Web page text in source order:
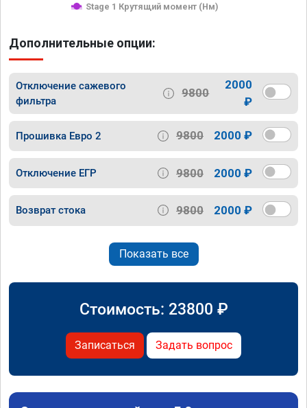
Stage 1 Крутящий момент (Нм)
Дополнительные опции:
Отключение сажевого
фильтра
9800
2000
₽
Прошивка Евро 2 9800 2000 ₽
Отключение ЕГР 9800 2000 ₽
Возврат стока 9800 2000 ₽
Показать все
Стоимость: 23800 ₽
Записаться Задать вопрос